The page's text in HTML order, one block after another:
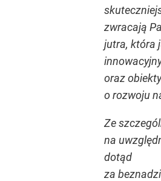
zwracają
jutra, która
oraz
o rozwoju
Ze
na
dotąd
za